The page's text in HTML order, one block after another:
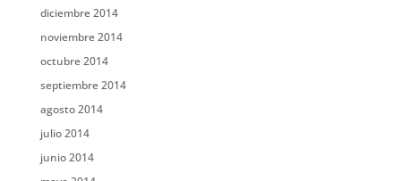
diciembre 2014
noviembre 2014
octubre 2014
septiembre 2014
agosto 2014
julio 2014
junio 2014